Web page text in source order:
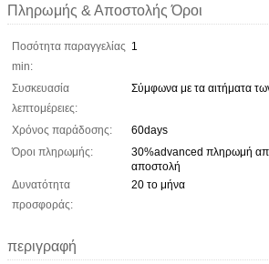
Πληρωμής & Αποστολής Όροι
Ποσότητα παραγγελίας
min:
1
Συσκευασία
λεπτομέρειες:
Σύμφωνα με τα αιτήματα
Χρόνος παράδοσης:
60days
Όροι πληρωμής:
30%advanced πληρωμή
αποστολή
Δυνατότητα
προσφοράς:
20 το μήνα
περιγραφή